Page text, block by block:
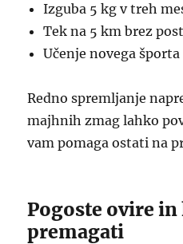
Izguba 5 kg v treh
Tek na 5 km brez
Učenje novega
Redno spremljanje
majhnih zmag lahko
vam pomaga ostati na
Pogoste ovire
premagati